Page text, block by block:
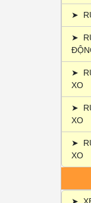
➤
➤
➤
XO
➤
XO
➤
XO